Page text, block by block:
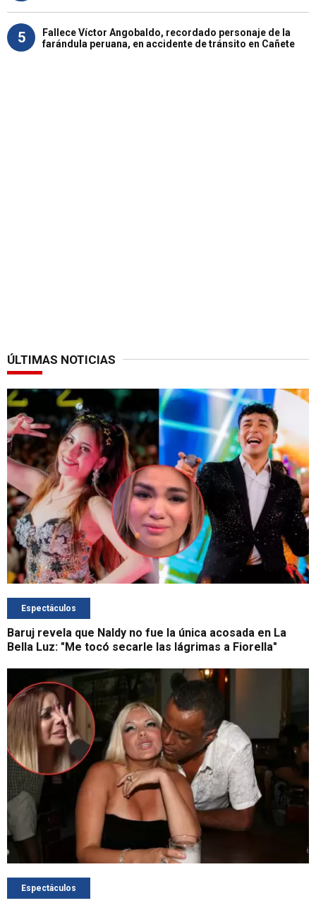
5
Fallece Víctor Angobaldo, recordado personaje de la
farándula peruana, en accidente de tránsito en Cañete
ÚLTIMAS NOTICIAS
Espectáculos
Baruj revela que Naldy no fue la única acosada en La
Bella Luz: "Me tocó secarle las lágrimas a Fiorella"
Espectáculos